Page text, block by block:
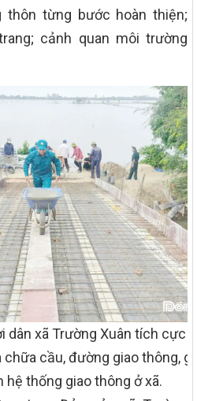
thôn từng bước hoàn thiện;
cảnh quan môi trường
dân xã Trường Xuân tích cực
cầu, đường giao thông,
hệ thống giao thông ở xã.